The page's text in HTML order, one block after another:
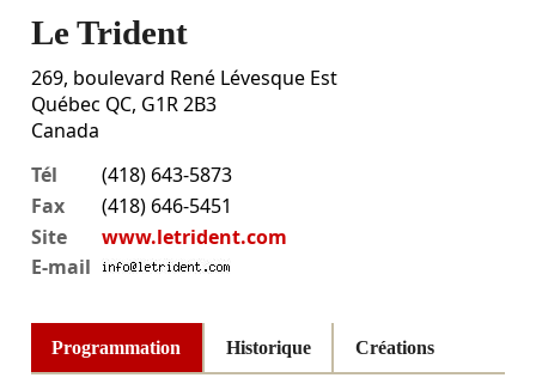
Le Trident
269, boulevard René Lévesque Est
Québec QC, G1R 2B3
Canada
Tél
(418) 643-5873
Fax
(418) 646-5451
Site
www.letrident.com
E-mail
Programmation Historique Créations